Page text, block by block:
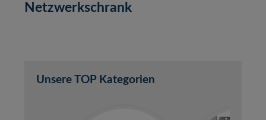
Netzwerkschrank
Unsere TOP Kategorien